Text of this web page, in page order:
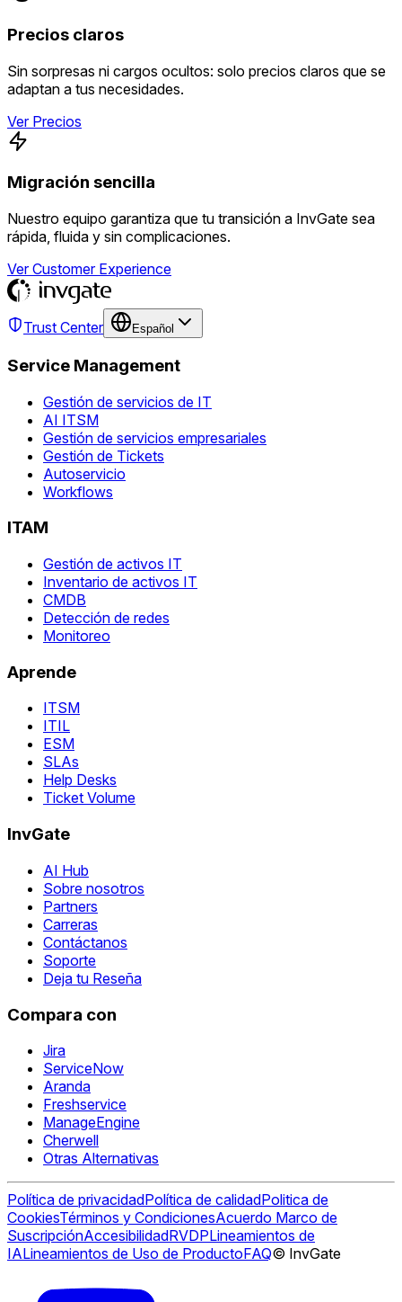
Precios claros
Sin sorpresas ni cargos ocultos: solo precios claros que se
adaptan a tus necesidades.
Ver Precios
Migración sencilla
Nuestro equipo garantiza que tu transición a InvGate sea
rápida, fluida y sin complicaciones.
Ver Customer Experience
Trust Center Español
Service Management
Gestión de servicios de IT
AI ITSM
Gestión de servicios empresariales
Gestión de Tickets
Autoservicio
Workflows
ITAM
Gestión de activos IT
Inventario de activos IT
CMDB
Detección de redes
Monitoreo
Aprende
ITSM
ITIL
ESM
SLAs
Help Desks
Ticket Volume
InvGate
AI Hub
Sobre nosotros
Partners
Carreras
Contáctanos
Soporte
Deja tu Reseña
Compara con
Jira
ServiceNow
Aranda
Freshservice
ManageEngine
Cherwell
Otras Alternativas
Política de privacidadPolítica de calidadPolitica de
CookiesTérminos y CondicionesAcuerdo Marco de
SuscripciónAccesibilidadRVDPLineamientos de
IALineamientos de Uso de ProductoFAQ© InvGate